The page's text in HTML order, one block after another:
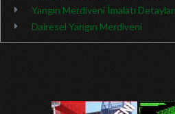
Yangın Merdiveni İmalatı
Dairesel Yangın Merdiveni